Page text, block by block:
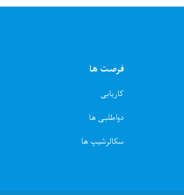
فرصت ها
کاریابی
دواطلبی ها
سکالرشیپ ها